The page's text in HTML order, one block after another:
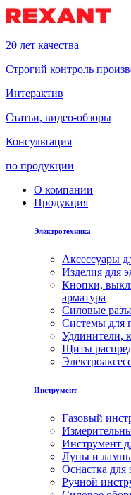
20 лет качества
Строгий контроль
Интерактив
Статьи, видео-обзоры
Консультация
по продукции
О компании
Продукция
Электротехника
Аксессуары
Изделия для
Кнопки,
арматура
Силовые
Системы для
Удлинители,
Щиты
Инструмент
Газовый
Инструмент
Лупы и
Оснастка для
Ручной